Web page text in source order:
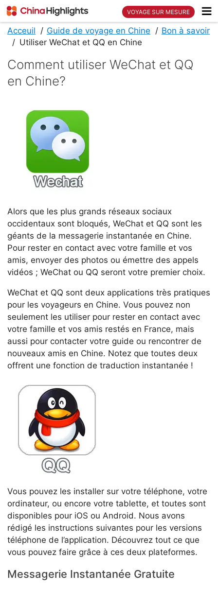
VOYAGE SUR MESURE
Acceuil Guide de voyage en Chine
Bon à savoir
Utiliser WeChat et QQ en Chine
Comment utiliser WeChat et QQ
en Chine?
Alors que les plus grands réseaux sociaux
occidentaux sont bloqués, WeChat et QQ sont les
géants de la messagerie instantanée en Chine.
Pour rester en contact avec votre famille et vos
amis, envoyer des photos ou émettre des appels
vidéos ; WeChat ou QQ seront votre premier choix.
WeChat et QQ sont deux applications très pratiques
pour les voyageurs en Chine. Vous pouvez non
seulement les utiliser pour rester en contact avec
votre famille et vos amis restés en France, mais
aussi pour contacter votre guide ou rencontrer de
nouveaux amis en Chine. Notez que toutes deux
offrent une fonction de traduction instantanée !
Vous pouvez les installer sur votre téléphone, votre
ordinateur, ou encore votre tablette, et toutes sont
disponibles pour iOS ou Android. Nous avons
rédigé les instructions suivantes pour les versions
téléphone de l’application. Découvrez tout ce que
vous pouvez faire grâce à ces deux plateformes.
Messagerie Instantanée Gratuite